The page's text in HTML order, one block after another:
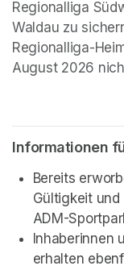
Regionalliga
Waldau zu
Regionalliga-
August 2026
Informationen
Bereits
Gültigkeit
ADM-
Inhaberinnen
erhalten